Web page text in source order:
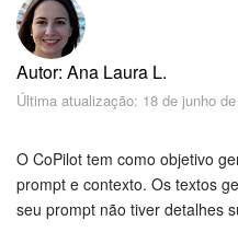
Cadastro e Login no
Segurança
Como Começar?
Feed
Autor: Ana Laura L.
Última atualização: 18 de junho
O CoPilot tem como objetivo
prompt e contexto. Os textos
seu prompt não tiver detalhes